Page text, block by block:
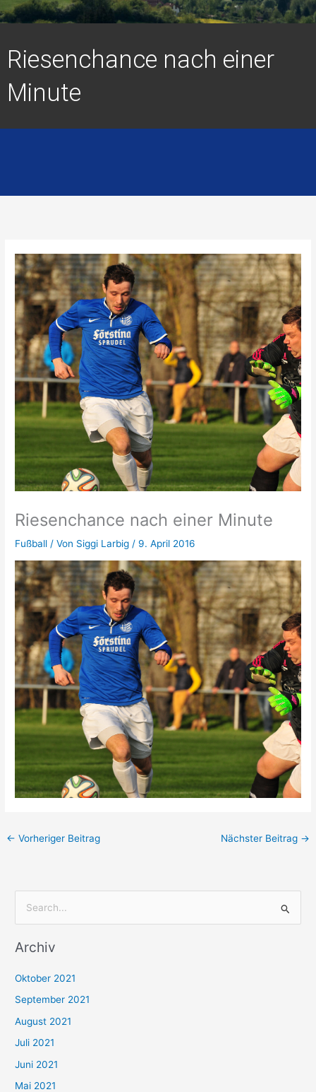
Riesenchance nach einer
Minute
Riesenchance nach einer Minute
Fußball / Von Siggi Larbig/ 9. April 2016
← Vorheriger Beitrag Nächster Beitrag →
c
n
n
a
c
h
Archiv
Oktober 2021
September 2021
August 2021
Juli 2021
Juni 2021
Mai 2021